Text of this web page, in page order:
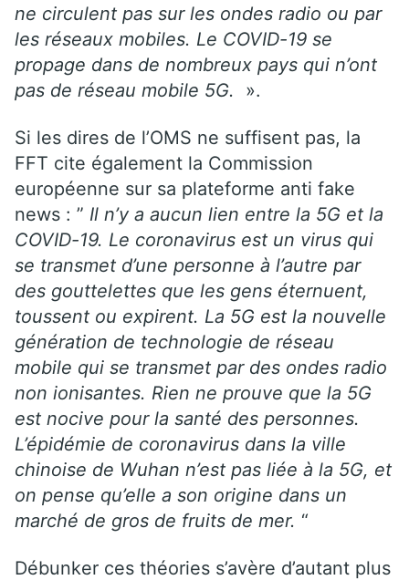
ne circulent pas sur les ondes radio ou par
les réseaux mobiles. Le COVID-19 se
propage dans de nombreux pays qui n’ont
pas de réseau mobile 5G.
».
Si les dires de l’OMS ne suffisent pas, la
FFT cite également la Commission
européenne sur sa plateforme anti fake
news : ” Il n’y a aucun lien entre la 5G et la
COVID-19. Le coronavirus est un virus qui
se transmet d’une personne à l’autre par
des gouttelettes que les gens éternuent,
toussent ou expirent. La 5G est la nouvelle
génération de technologie de réseau
mobile qui se transmet par des ondes radio
non ionisantes. Rien ne prouve que la 5G
est nocive pour la santé des personnes.
L’épidémie de coronavirus dans la ville
chinoise de Wuhan n’est pas liée à la 5G, et
on pense qu’elle a son origine dans un
marché de gros de fruits de mer. “
Débunker ces théories s’avère d’autant plus